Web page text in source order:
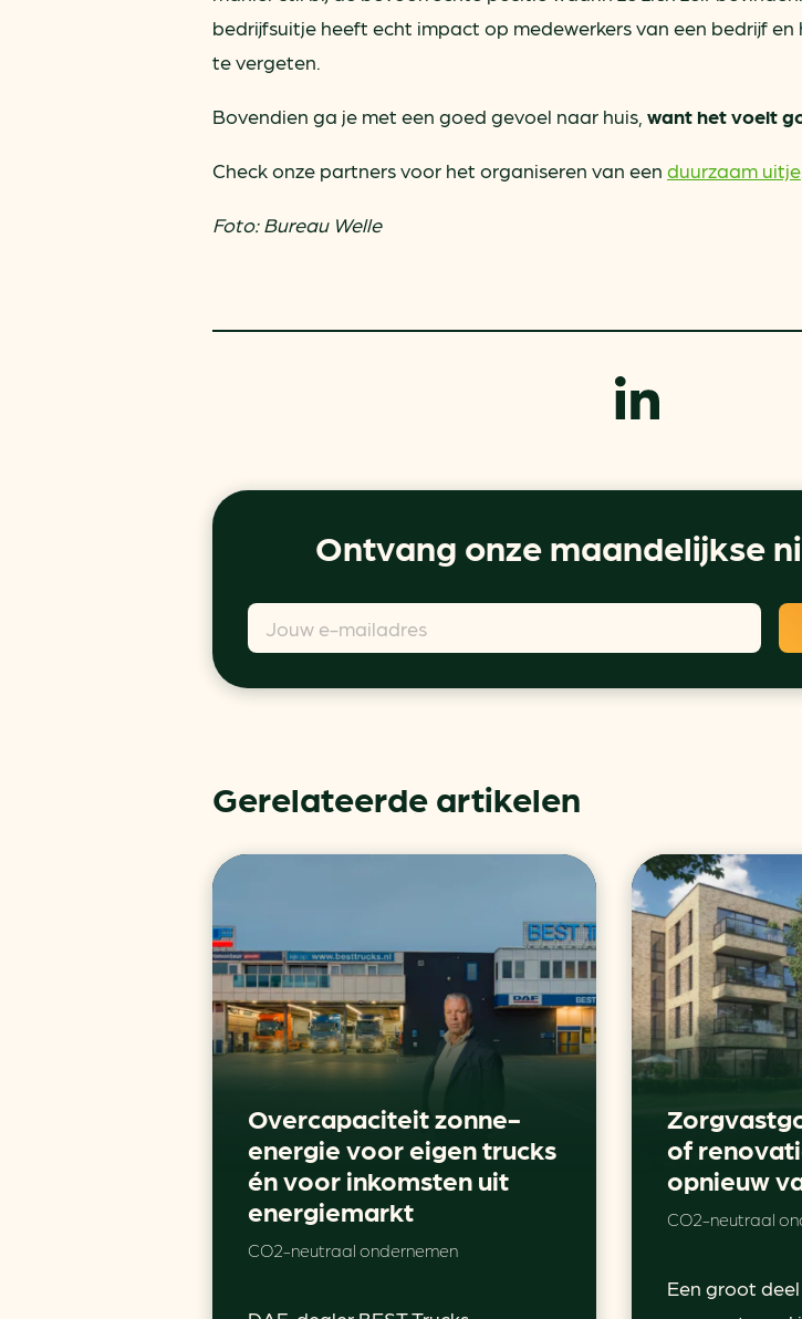
bedrijfsuitje heeft echt impact op medewerkers van een bedrijf
te vergeten.
Bovendien ga je met een goed gevoel naar huis, want het voelt
Check onze partners voor het organiseren van een duurzaam uitje
Foto: Bureau Welle
Ontvang onze maandelijkse
Gerelateerde artikelen
Overcapaciteit zonne-
energie voor eigen trucks
én voor inkomsten uit
energiemarkt
CO2-neutraal ondernemen
of
opnieuw
CO2-neutraal
Een groot